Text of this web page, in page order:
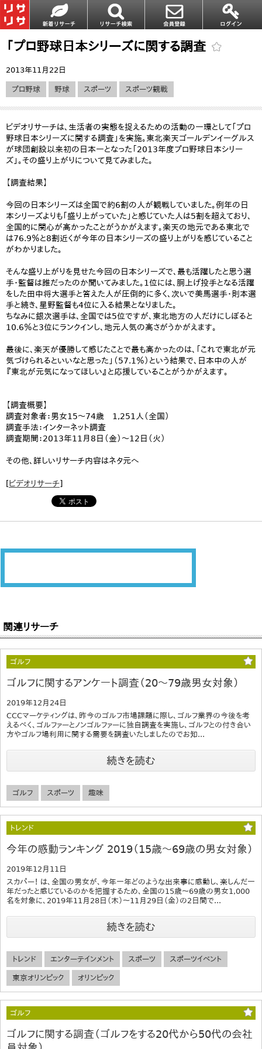
「プロ野球日本シリーズに関する調査
2013年11月22日
プロ野球 野球 スポーツ スポーツ観戦
ビデオリサーチは、生活者の実態を捉えるための活動の一環として「プロ
野球日本シリーズに関する調査」を実施。東北楽天ゴールデンイーグルス
が球団創設以来初の日本一となった「2013年度プロ野球日本シリー
ズ」。その盛り上がりについて見てみました。
【調査結果】
今回の日本シリーズは全国で約6割の人が観戦していました。例年の日
本シリーズよりも「盛り上がっていた」と感じていた人は5割を超えており、
全国的に関心が高かったことがうかがえます。楽天の地元である東北で
は76.9％と8割近くが今年の日本シリーズの盛り上がりを感じていること
がわかりました。
そんな盛り上がりを見せた今回の日本シリーズで、最も活躍したと思う選
手・監督は誰だったのか聞いてみました。1位には、胴上げ投手となる活躍
をした田中将大選手と答えた人が圧倒的に多く、次いで美馬選手・則本選
手と続き、星野監督も4位に入る結果となりました。
ちなみに銀次選手は、全国では5位ですが、東北地方の人だけにしぼると
10.6％と3位にランクインし、地元人気の高さがうかがえます。
最後に、楽天が優勝して感じたことで最も高かったのは、「これで東北が元
気づけられるといいなと思った」（57.1％）という結果で、日本中の人が
『東北が元気になってほしい』と応援していることがうかがえます。
【調査概要】
調査対象者：男女15～74歳 1,251人（全国）
調査手法：インターネット調査
調査期間：2013年11月8日（金）～12日（火）
その他、詳しいリサーチ内容はネタ元へ
[ビデオリサーチ]
関連リサーチ
ゴルフ
ゴルフに関するアンケート調査（20～79歳男女対象）
2019年12月24日
CCCマーケティングは、昨今のゴルフ市場課題に際し、ゴルフ業界の今後を考
えるべく、ゴルファーとノンゴルファーに独自調査を実施し、ゴルフとの付き合い
方やゴルフ場利用に関する需要を調査いたしましたのでお知...
続きを読む
ゴルフ スポーツ 趣味
トレンド
今年の感動ランキング 2019（15歳～69歳の男女対象）
2019年12月11日
スカパー！ は、全国の男女が、今年一年どのような出来事に感動し、楽しんだ一
年だったと感じているのかを把握するため、全国の15歳～69歳の男女1,000
名を対象に、2019年11月28日（木）～11月29日（金）の2日間で...
続きを読む
トレンド エンターテインメント スポーツ スポーツイベント
東京オリンピック オリンピック
ゴルフ
ゴルフに関する調査（ゴルフをする20代から50代の会社